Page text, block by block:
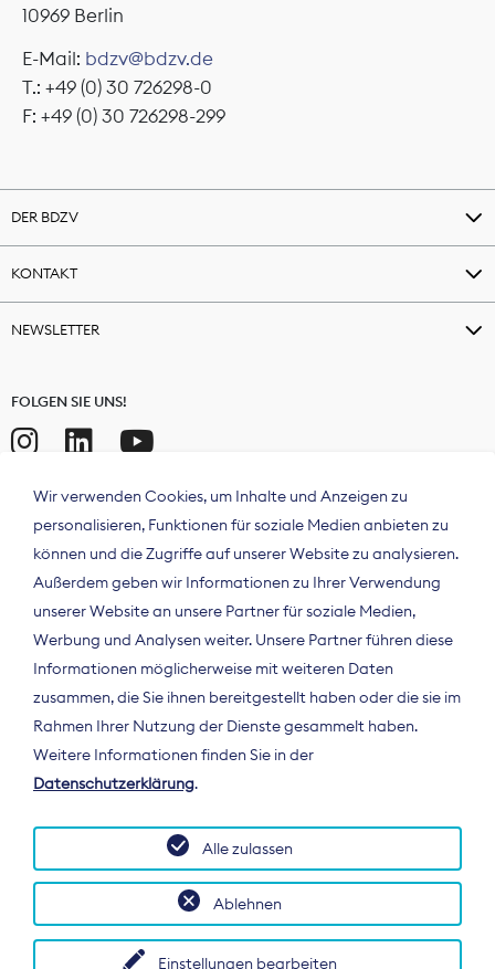
10969 Berlin
E-Mail: bdzv@bdzv.de
T.: +49 (0) 30 726298-0
F: +49 (0) 30 726298-299
DER BDZV
KONTAKT
NEWSLETTER
FOLGEN SIE UNS!
Der Bundesverband Digitalpublisher und
Zeitungsverleger (BDZV) vertritt als
Spitzenorganisation die Interessen der
Deutschland und auf EU-Ebene.
Wir verwenden Cookies, um Inhalte und Anzeigen zu
personalisieren, Funktionen für soziale Medien anbieten zu
können und die Zugriffe auf unserer Website zu analysieren.
Außerdem geben wir Informationen zu Ihrer Verwendung
unserer Website an unsere Partner für soziale Medien,
Werbung und Analysen weiter. Unsere Partner führen diese
Informationen möglicherweise mit weiteren Daten
zusammen, die Sie ihnen bereitgestellt haben oder die sie im
Rahmen Ihrer Nutzung der Dienste gesammelt haben.
Weitere Informationen finden Sie in der
Datenschutzerklärung.
Einstellungen bearbeiten
Ablehnen
Alle zulassen